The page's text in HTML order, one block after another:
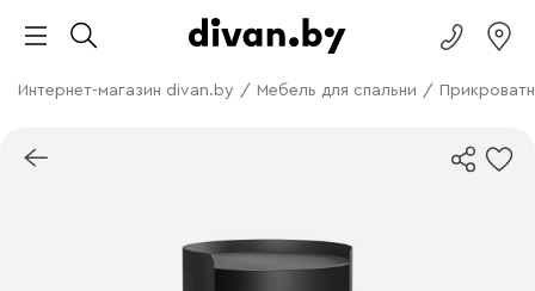
Интернет-магазин divan.by / Мебель для спальни /